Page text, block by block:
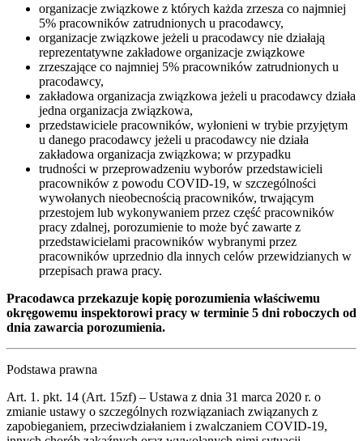
organizacje związkowe z których każda zrzesza co najmniej
5% pracowników zatrudnionych u pracodawcy,
organizacje związkowe jeżeli u pracodawcy nie działają
reprezentatywne zakładowe organizacje związkowe
zrzeszające co najmniej 5% pracowników zatrudnionych u
pracodawcy,
zakładowa organizacja związkowa jeżeli u pracodawcy działa
jedna organizacja związkowa,
przedstawiciele pracowników, wyłonieni w trybie przyjętym
u danego pracodawcy jeżeli u pracodawcy nie działa
zakładowa organizacja związkowa; w przypadku
trudności w przeprowadzeniu wyborów przedstawicieli
pracowników z powodu COVID-19, w szczególności
wywołanych nieobecnością pracowników, trwającym
przestojem lub wykonywaniem przez część pracowników
pracy zdalnej, porozumienie to może być zawarte z
przedstawicielami pracowników wybranymi przez
pracowników uprzednio dla innych celów przewidzianych w
przepisach prawa pracy.
Pracodawca przekazuje kopię porozumienia właściwemu
okręgowemu inspektorowi pracy w terminie 5 dni roboczych od
dnia zawarcia porozumienia.
Podstawa prawna
Art. 1. pkt. 14 (Art. 15zf) – Ustawa z dnia 31 marca 2020 r. o
zmianie ustawy o szczególnych rozwiązaniach związanych z
zapobieganiem, przeciwdziałaniem i zwalczaniem COVID-19,